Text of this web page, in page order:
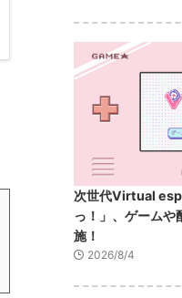
次世代Virtual
っ！」、ゲームや
施！
2026/8/4